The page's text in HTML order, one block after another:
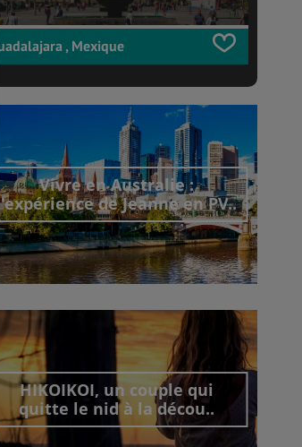
, Mexique
Vivre en Australie :
de Jeanne en PV..
Découvrir cet interview
HIKOIKOI, un couple qui
quitte le nid à la décou..